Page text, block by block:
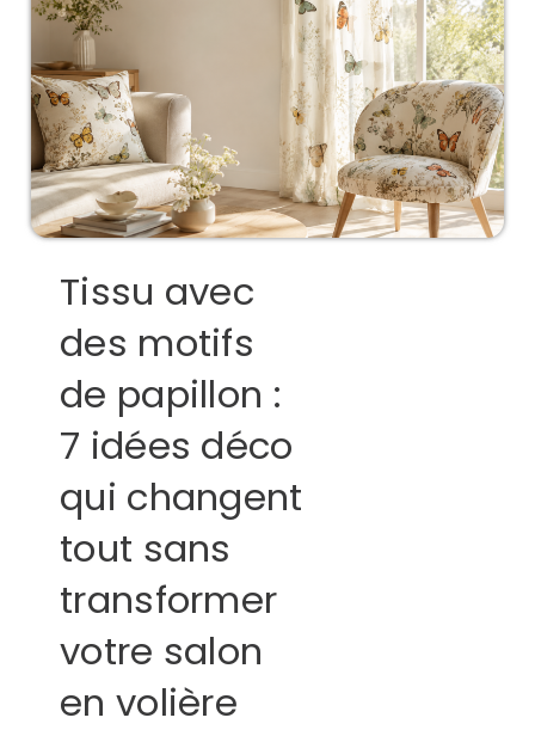
Tissu avec
des motifs
de papillon :
7 idées déco
qui changent
tout sans
transformer
votre salon
en volière